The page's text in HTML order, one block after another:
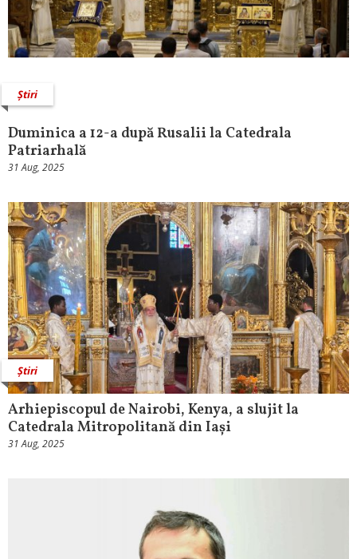
Știri
Duminica a 12-a după Rusalii la Catedrala
Patriarhală
31 Aug, 2025
Știri
Arhiepiscopul de Nairobi, Kenya, a slujit la
Catedrala Mitropolitană din Iași
31 Aug, 2025